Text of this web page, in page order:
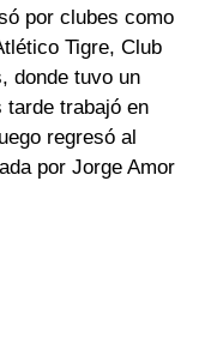
por clubes como
Tigre, Club
donde tuvo un
tarde trabajó en
regresó al
por Jorge Amor